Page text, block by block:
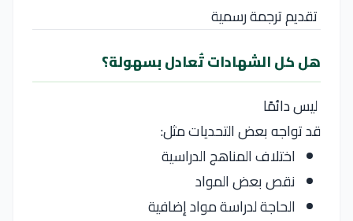
تقديم ترجمة رسمية
هل كل الشهادات تُعادل بسهولة؟
ليس دائمًا
قد تواجه بعض التحديات مثل:
اختلاف المناهج الدراسية
نقص بعض المواد
الحاجة لدراسة مواد إضافية